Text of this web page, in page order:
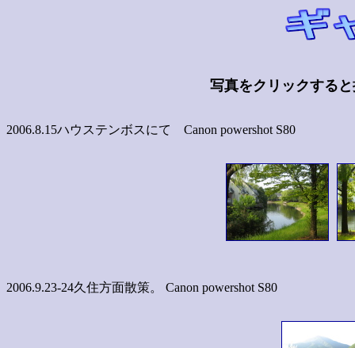
写真をクリックする
2006.8.15ハウステンボスにて Canon powershot S80
2006.9.23-24久住方面散策。 Canon powershot S80